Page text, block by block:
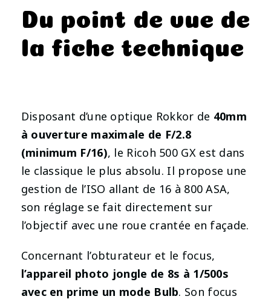
Du point de vue de
la fiche technique
Disposant d’une optique Rokkor de 40mm
à ouverture maximale de F/2.8
(minimum F/16), le Ricoh 500 GX est dans
le classique le plus absolu. Il propose une
gestion de l’ISO allant de 16 à 800 ASA,
son réglage se fait directement sur
l’objectif avec une roue crantée en façade.
Concernant l’obturateur et le focus,
l’appareil photo jongle de 8s à 1/500s
avec en prime un mode Bulb. Son focus